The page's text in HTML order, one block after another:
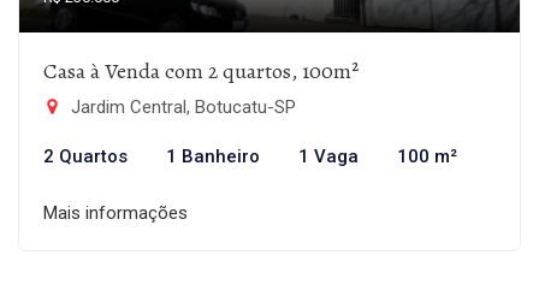
Casa à Venda com 2 quartos, 100m²
Jardim Central, Botucatu-SP
2 Quartos 1 Banheiro 1 Vaga 100 m²
Mais informações